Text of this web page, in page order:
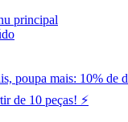
principal
poupa mais: 10% de
de 10 peças! ⚡️